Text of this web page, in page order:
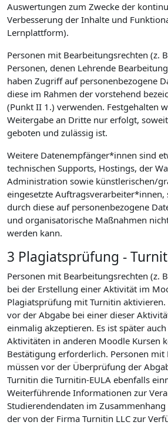
Auswertungen zum Zwecke der
Verbesserung der Inhalte und
Lernplattform).
Personen mit Bearbeitungsrechten (z.
Personen, denen Lehrende
haben Zugriff auf personenbezogene
diese im Rahmen der vorstehend
(Punkt II 1.) verwenden. Festgehalten
Weitergabe an Dritte nur erfolgt,
geboten und zulässig ist.
Weitere Datenempfänger*innen sind
technischen Supports, Hostings, der
Administration sowie künstlerischen/
eingesetzte
durch diese auf personenbezogene
und organisatorische Maßnahmen
werden kann.
3 Plagiatsprüfung -
Personen mit Bearbeitungsrechten (z.
bei der Erstellung einer Aktivität im
Plagiatsprüfung mit Turnitin aktivieren.
vor der Abgabe bei einer dieser
einmalig akzeptieren. Es ist später
Aktivitäten in anderen Moodle Kursen
Bestätigung erforderlich. Personen mit
müssen vor der Überprüfung der
Turnitin die Turnitin-EULA ebenfalls
Weiterführende Informationen zur
Studierendendaten im
der von der Firma Turnitin LLC zur